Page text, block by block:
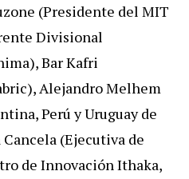
(Presidente del MIT
Divisional
Bar Kafri
Alejandro Melhem
Perú y Uruguay de
(Ejecutiva de
de Innovación Ithaka,